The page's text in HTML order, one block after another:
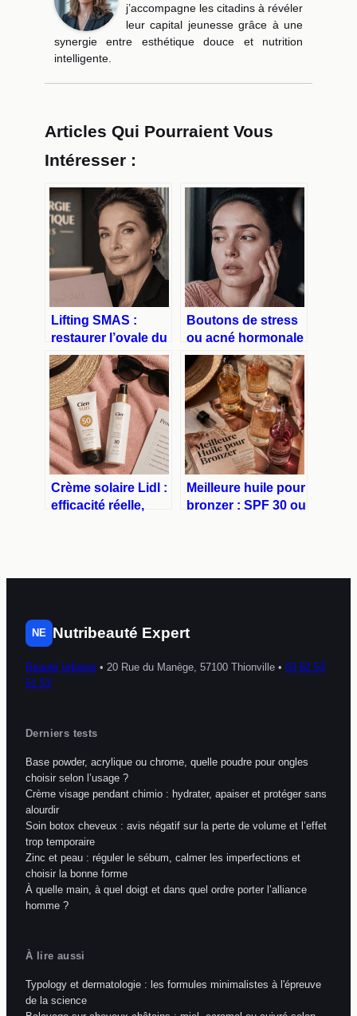
j’accompagne les citadins à révéler
leur capital jeunesse grâce à une
synergie entre esthétique douce et nutrition
intelligente.
Articles Qui Pourraient Vous
Intéresser :
Lifting SMAS :
restaurer l’ovale du
visage pour un
résultat naturel et
durable
Boutons de stress
ou acné hormonale
: 3 signes pour
identifier l’origine
de vos éruptions
Crème solaire Lidl :
efficacité réelle,
Meilleure huile pour
bronzer : SPF 30 ou
NE Nutribeauté Expert
Beauté Urbaine • 20 Rue du Manège, 57100 Thionville • 03 82 53
51 53
Derniers tests
Base powder, acrylique ou chrome, quelle poudre pour ongles
choisir selon l’usage ?
Crème visage pendant chimio : hydrater, apaiser et protéger sans
alourdir
Soin botox cheveux : avis négatif sur la perte de volume et l’effet
trop temporaire
Zinc et peau : réguler le sébum, calmer les imperfections et
choisir la bonne forme
À quelle main, à quel doigt et dans quel ordre porter l’alliance
homme ?
À lire aussi
Typology et dermatologie : les formules minimalistes à l'épreuve
de la science